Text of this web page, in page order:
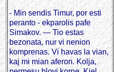
- Min sendis Timur, por esti
peranto - ekparolis pafe
Simakov. — Tio estas
bezonata, nur vi nenion
komprenas. Vi havas la vian,
kaj mi mian aferon. Kolja,